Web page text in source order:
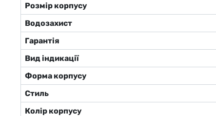
Розмір корпусу
Водозахист
Гарантія
Вид індикації
Форма корпусу
Стиль
Колір корпусу